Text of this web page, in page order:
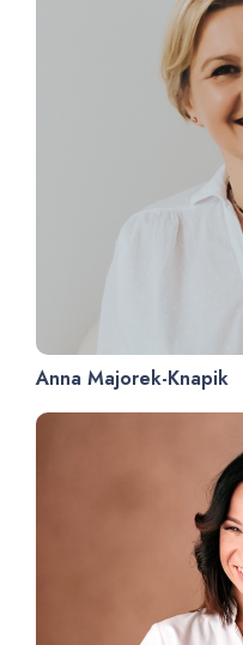
Anna Majorek-Knapik